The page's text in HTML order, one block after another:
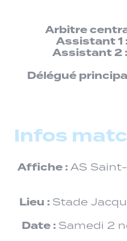
Arbitre
Assistant 1
Assistant 2 :
Délégué
Infos
Affiche :AS
Lieu : Stade
Date : Samedi 2